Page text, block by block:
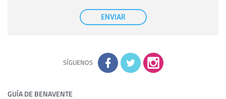
con carácter general, sólo el personal de
nuestra entidad que esté debidamente autorizado podrá
tener conocimiento de la información que le pedimos. No se
comunicarán datos a terceros.
adicional y detallada sobre cómo tratamos sus datos en la
política de privacidad
ENVIAR
SÍGUENOS
GUÍA DE BENAVENTE